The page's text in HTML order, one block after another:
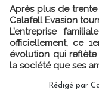
Après plus de
Calafell Evasion
L’entreprise
officiellement, ce
évolution qui
la société que ses
Rédigé par